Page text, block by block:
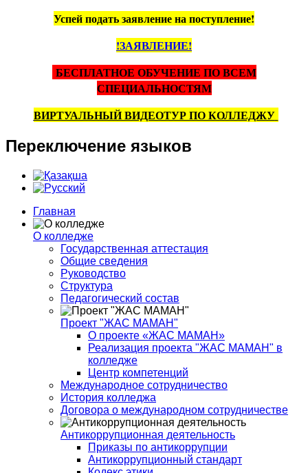
Успей подать заявление на поступление!
!ЗАЯВЛЕНИЕ!
БЕСПЛАТНОЕ ОБУЧЕНИЕ ПО ВСЕМ
СПЕЦИАЛЬНОСТЯМ
ВИРТУАЛЬНЫЙ ВИДЕОТУР ПО КОЛЛЕДЖУ
Переключение языков
Главная
О колледже
Государственная аттестация
Общие сведения
Руководство
Структура
Педагогический состав
Проект "ЖАС МАМАН"
О проекте «ЖАС МАМАН»
Реализация проекта "ЖАС МАМАН" в
колледже
Центр компетенций
Международное сотрудничество
История колледжа
Договора о международном сотрудничестве
Антикоррупционная деятельность
Приказы по антикоррупции
Антикоррупционный стандарт